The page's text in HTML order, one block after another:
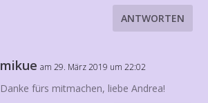
ANTWORTEN
mikue am 29. März 2019 um 22:02
Danke fürs mitmachen, liebe Andrea!